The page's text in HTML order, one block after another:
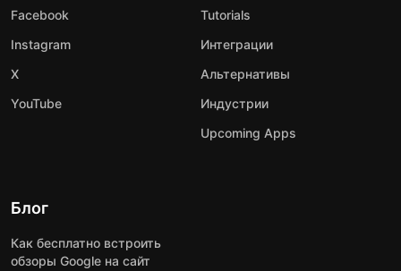
Facebook
Instagram
X
YouTube
Tutorials
Интеграции
Альтернативы
Индустрии
Upcoming Apps
Блог
Как бесплатно встроить
обзоры Google на сайт